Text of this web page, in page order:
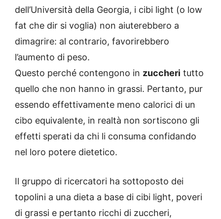
dell’Università della Georgia, i cibi light (o low
fat che dir si voglia) non aiuterebbero a
dimagrire: al contrario, favorirebbero
l’aumento di peso.
Questo perché contengono in zuccheri tutto
quello che non hanno in grassi. Pertanto, pur
essendo effettivamente meno calorici di un
cibo equivalente, in realtà non sortiscono gli
effetti sperati da chi li consuma confidando
nel loro potere dietetico.
Il gruppo di ricercatori ha sottoposto dei
topolini a una dieta a base di cibi light, poveri
di grassi e pertanto ricchi di zuccheri,